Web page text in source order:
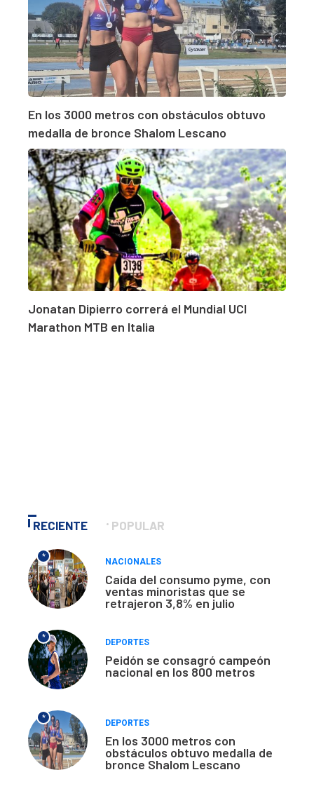
En los 3000 metros con obstáculos obtuvo
medalla de bronce Shalom Lescano
Jonatan Dipierro correrá el Mundial UCI
Marathon MTB en Italia
RECIENTE POPULAR
*
NACIONALES
Caída del consumo pyme, con
ventas minoristas que se
retrajeron 3,8% en julio
*
DEPORTES
Peidón se consagró campeón
nacional en los 800 metros
*
DEPORTES
En los 3000 metros con
obstáculos obtuvo medalla de
bronce Shalom Lescano